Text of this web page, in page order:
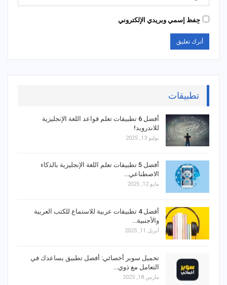
حِفظ إسمي وبريدي الإلكتروني
تطبيقات
أفضل 6 تطبيقات تعلم قواعد اللغة الإنجليزية
للاندرويد!
يوليو 13, 2025
أفضل 5 تطبيقات تعلم اللغة الإنجليزية بالذكاء
الاصطناعي…
مايو 12, 2025
أفضل 4 تطبيقات عربية للاستماع للكتب العربية
والأجنبية…
أبريل 11, 2025
تحميل سوبر أخصائي: أفضل تطبيق يساعدك في
التعامل مع ذوي…
مارس 18, 2025